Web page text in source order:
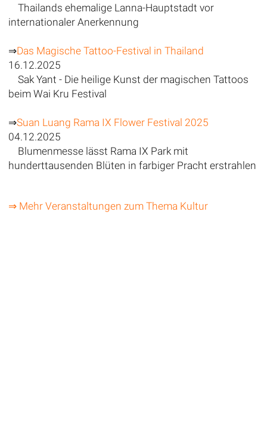
Thailands ehemalige Lanna-Hauptstadt vor
internationaler Anerkennung
⇒Das Magische Tattoo-Festival in Thailand
16.12.2025
Sak Yant - Die heilige Kunst der magischen Tattoos
beim Wai Kru Festival
⇒Suan Luang Rama IX Flower Festival 2025
04.12.2025
Blumenmesse lässt Rama IX Park mit
hunderttausenden Blüten in farbiger Pracht erstrahlen
⇒ Mehr Veranstaltungen zum Thema Kultur